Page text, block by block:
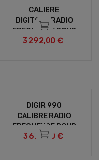
CALIBRE
DIGIT950 RADIO
FREQUENCE POUR
MESURES
3 292,00 €
DIGIR 990
CALIBRE RADIO
FREQUENCE POUR
MESURES
3 673,00 €